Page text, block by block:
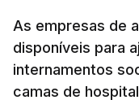
As empresas de
disponíveis para
internamentos
camas de